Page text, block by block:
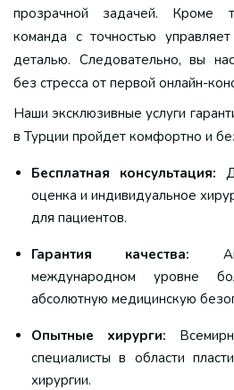
прозрачной задачей. Кроме
команда с точностью
деталью. Следовательно, вы
без стресса от первой онлайн-
Наши эксклюзивные услуги
в Турции пройдет комфортно и
Бесплатная консультация:
оценка и индивидуальное
для пациентов.
Гарантия качества:
международном уровне
абсолютную медицинскую
Опытные хирурги:
специалисты в области
хирургии.